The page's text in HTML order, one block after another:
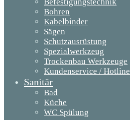
Bohren
Kabelbinder
Sägen
Schutzausrüstung
Spezialwerkzeug
Trockenbau Werkzeuge
Kundenservice / Hotline
Sanitär
Bad
Küche
WC Spülung